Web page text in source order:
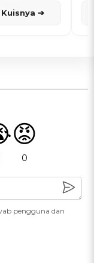
➔
😡
0
pengguna dan